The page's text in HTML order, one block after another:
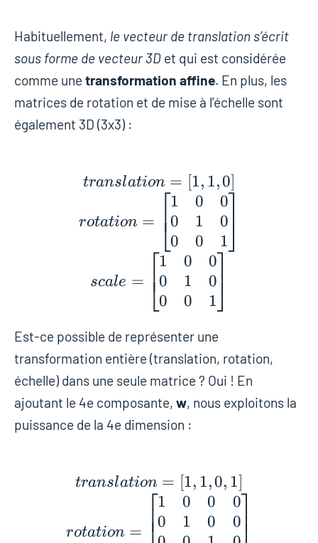
Habituellement, le vecteur de translation s’écrit
sous forme de vecteur 3D et qui est considérée
comme une transformation affine. En plus, les
matrices de rotation et de mise à l’échelle sont
également 3D (3x3) :
translation = [1, 1,
translation = [1, 1,0]
rotation = ⎣
⎢⎡1
0
0
0
1
0
0
0
1⎦⎥
⎤
scale = ⎣
⎢⎡1
0
0
0
1
0
0
0
1⎦⎥
⎤
Est-ce possible de représenter une
transformation entière (translation, rotation,
échelle) dans une seule matrice ? Oui ! En
ajoutant le 4e composante, w, nous exploitons la
puissance de la 4e dimension :
translation = [1, 1,
translation = [1, 1,0, 1]
rotation = ⎢⎢⎡1
0
0
1
0
0
0
0 ⎥⎥
⎤